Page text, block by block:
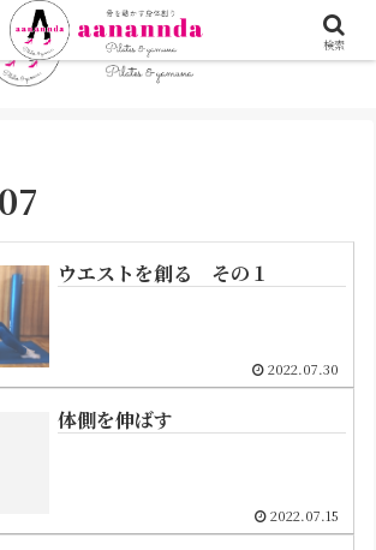
ウエストを創る その１
2022.07.30
体側を伸ばす
2022.07.15
検索